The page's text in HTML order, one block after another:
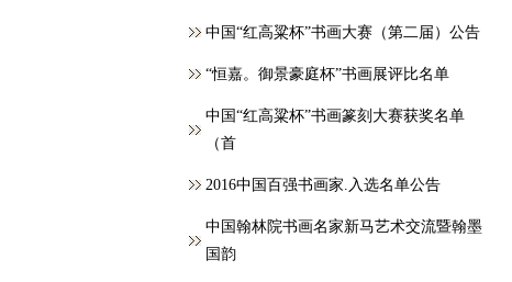
中国“红高粱杯”书画大赛（第二届）公告
“恒嘉。御景豪庭杯”书画展评比名单
中国“红高粱杯”书画篆刻大赛获奖名单
（首
2016中国百强书画家.入选名单公告
中国翰林院书画名家新马艺术交流暨翰墨
国韵